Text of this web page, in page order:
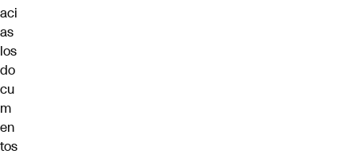
aci
as
los
do
cu
m
en
tos